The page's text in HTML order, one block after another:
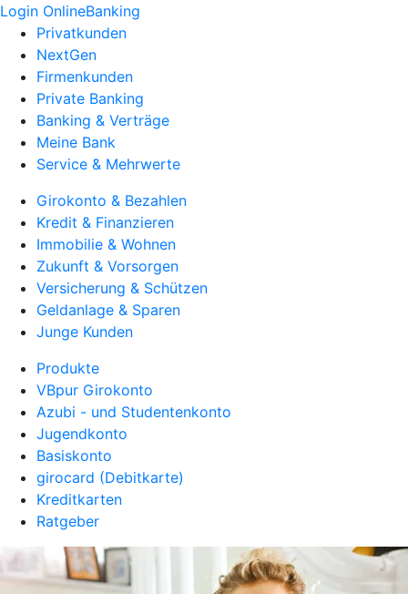
Login OnlineBanking
Privatkunden
NextGen
Firmenkunden
Private Banking
Banking & Verträge
Meine Bank
Service & Mehrwerte
Girokonto & Bezahlen
Kredit & Finanzieren
Immobilie & Wohnen
Zukunft & Vorsorgen
Versicherung & Schützen
Geldanlage & Sparen
Junge Kunden
Produkte
VBpur Girokonto
Azubi - und Studentenkonto
Jugendkonto
Basiskonto
girocard (Debitkarte)
Kreditkarten
Ratgeber